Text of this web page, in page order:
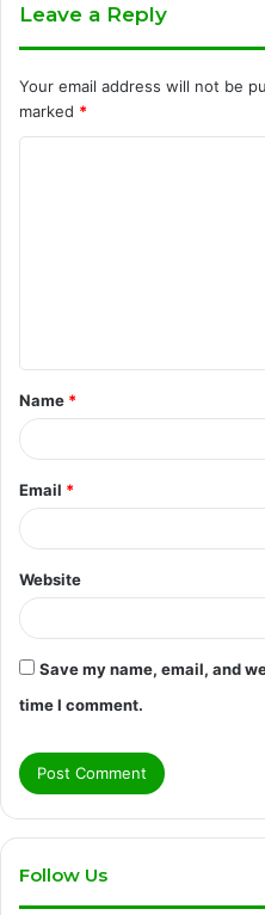
Leave a Reply
Your email address will not be
marked *
t
*
Name *
Email *
Website
Save my name, email, and
time I comment.
Follow Us